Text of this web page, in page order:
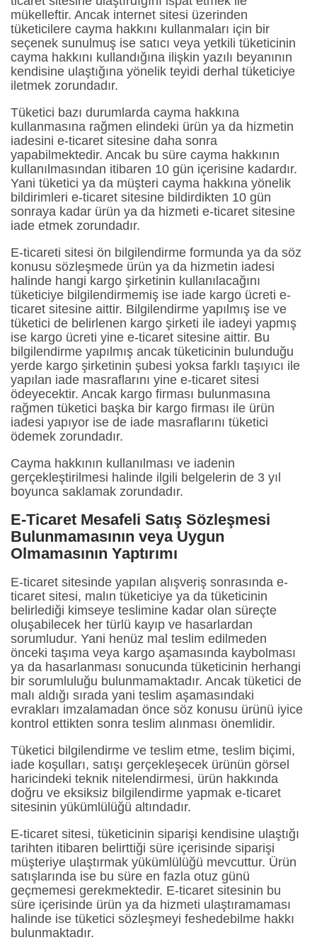
mükelleftir. Ancak internet sitesi üzerinden
tüketicilere cayma hakkını kullanmaları için bir
seçenek sunulmuş ise satıcı veya yetkili tüketicinin
cayma hakkını kullandığına ilişkin yazılı beyanının
kendisine ulaştığına yönelik teyidi derhal tüketiciye
iletmek zorundadır.
Tüketici bazı durumlarda cayma hakkına
kullanmasına rağmen elindeki ürün ya da hizmetin
iadesini e-ticaret sitesine daha sonra
yapabilmektedir. Ancak bu süre cayma hakkının
kullanılmasından itibaren 10 gün içerisine kadardır.
Yani tüketici ya da müşteri cayma hakkına yönelik
bildirimleri e-ticaret sitesine bildirdikten 10 gün
sonraya kadar ürün ya da hizmeti e-ticaret sitesine
iade etmek zorundadır.
E-ticareti sitesi ön bilgilendirme formunda ya da söz
konusu sözleşmede ürün ya da hizmetin iadesi
halinde hangi kargo şirketinin kullanılacağını
tüketiciye bilgilendirmemiş ise iade kargo ücreti e-
ticaret sitesine aittir. Bilgilendirme yapılmış ise ve
tüketici de belirlenen kargo şirketi ile iadeyi yapmış
ise kargo ücreti yine e-ticaret sitesine aittir. Bu
bilgilendirme yapılmış ancak tüketicinin bulunduğu
yerde kargo şirketinin şubesi yoksa farklı taşıyıcı ile
yapılan iade masraflarını yine e-ticaret sitesi
ödeyecektir. Ancak kargo firması bulunmasına
rağmen tüketici başka bir kargo firması ile ürün
iadesi yapıyor ise de iade masraflarını tüketici
ödemek zorundadır.
Cayma hakkının kullanılması ve iadenin
gerçekleştirilmesi halinde ilgili belgelerin de 3 yıl
boyunca saklamak zorundadır.
E-Ticaret Mesafeli Satış Sözleşmesi
Bulunmamasının veya Uygun
Olmamasının Yaptırımı
E-ticaret sitesinde yapılan alışveriş sonrasında e-
ticaret sitesi, malın tüketiciye ya da tüketicinin
belirlediği kimseye teslimine kadar olan süreçte
oluşabilecek her türlü kayıp ve hasarlardan
sorumludur. Yani henüz mal teslim edilmeden
önceki taşıma veya kargo aşamasında kaybolması
ya da hasarlanması sonucunda tüketicinin herhangi
bir sorumluluğu bulunmamaktadır. Ancak tüketici de
malı aldığı sırada yani teslim aşamasındaki
evrakları imzalamadan önce söz konusu ürünü iyice
kontrol ettikten sonra teslim alınması önemlidir.
Tüketici bilgilendirme ve teslim etme, teslim biçimi,
iade koşulları, satışı gerçekleşecek ürünün görsel
haricindeki teknik nitelendirmesi, ürün hakkında
doğru ve eksiksiz bilgilendirme yapmak e-ticaret
sitesinin yükümlülüğü altındadır.
E-ticaret sitesi, tüketicinin siparişi kendisine ulaştığı
tarihten itibaren belirttiği süre içerisinde siparişi
müşteriye ulaştırmak yükümlülüğü mevcuttur. Ürün
satışlarında ise bu süre en fazla otuz günü
geçmemesi gerekmektedir. E-ticaret sitesinin bu
süre içerisinde ürün ya da hizmeti ulaştıramaması
halinde ise tüketici sözleşmeyi feshedebilme hakkı
bulunmaktadır.